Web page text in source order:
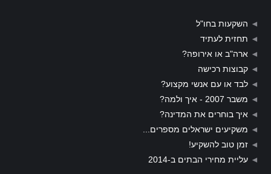
◄ השקעות בחו"ל
◄ תחזית לעתיד
◄ ארה"ב או אירופה?
◄ קבוצות רכישה
◄ לבד או עם אנשי מקצוע?
◄ משבר 2007 - איך ולמה?
◄ איך בוחרים את המדינה?
◄ משקיעים ישראלים מספרים...
◄ זמן טוב להשקיע!
◄ עליית מחירי הבתים ב-2014